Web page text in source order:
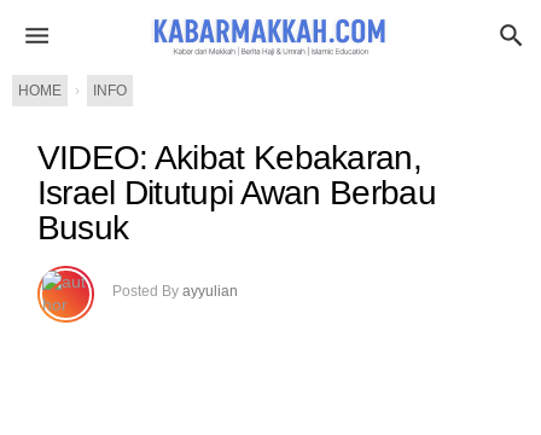
HOME › INFO
VIDEO: Akibat Kebakaran,
Israel Ditutupi Awan Berbau
Busuk
Posted By ayyulian